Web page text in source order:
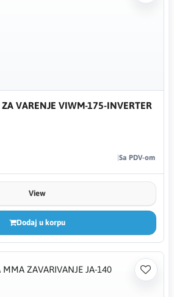
ZA VARENJE VIWM-175-INVERTER
Sa PDV-om
View
Dodaj u korpu